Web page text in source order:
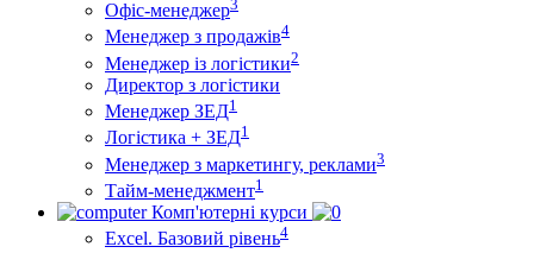
Офіс-менеджер3
Менеджер з продажів4
Менеджер із логістики2
Директор з логістики
Менеджер ЗEД1
Логістика + ЗЕД1
Менеджер з маркетингу, реклами3
Тайм-менеджмент1
Комп'ютерні курси
Excel. Базовий рівень4